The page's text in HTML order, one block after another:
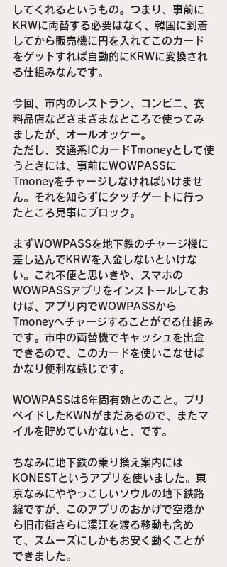
してくれるというもの。つまり、事前に
KRWに両替する必要はなく、韓国に到着
してから販売機に円を入れてこのカード
をゲットすれば自動的にKRWに変換され
る仕組みなんです。
今回、市内のレストラン、コンビニ、衣
料品店などさまざまなところで使ってみ
ましたが、オールオッケー。
ただし、交通系ICカードTmoneyとして使
うときには、事前にWOWPASSに
Tmoneyをチャージしなければいけませ
ん。それを知らずにタッチゲートに行っ
たところ見事にブロック。
まずWOWPASSを地下鉄のチャージ機に
差し込んでKRWを入金しないといけな
い。これ不便と思いきや、スマホの
WOWPASSアプリをインストールしてお
けば、アプリ内でWOWPASSから
Tmoneyへチャージすることがでる仕組み
です。市中の両替機でキャッシュを出金
できるので、このカードを使いこなせば
かなり便利な感じです。
WOWPASSは6年間有効とのこと。プリ
ペイドしたKWNがまだあるので、またマ
イルを貯めていかないと、です。
ちなみに地下鉄の乗り換え案内には
KONESTというアプリを使いました。東
京なみにややっこしいソウルの地下鉄路
線ですが、このアプリのおかげで空港か
ら旧市街さらに漢江を渡る移動も含め
て、スムーズにしかもお安く動くことが
できました。